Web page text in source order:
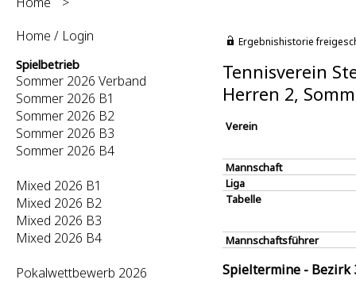
Home / Login
Spielbetrieb
Sommer 2026 Verband
Sommer 2026 B1
Sommer 2026 B2
Sommer 2026 B3
Sommer 2026 B4
Mixed 2026 B1
Mixed 2026 B2
Mixed 2026 B3
Mixed 2026 B4
Pokalwettbewerb 2026
Ergebnishistorie
Tennisverein
Herren 2,
Verein
Mannschaft
Liga
Tabelle
Mannschaftsführer
Spieltermine - Bezirk